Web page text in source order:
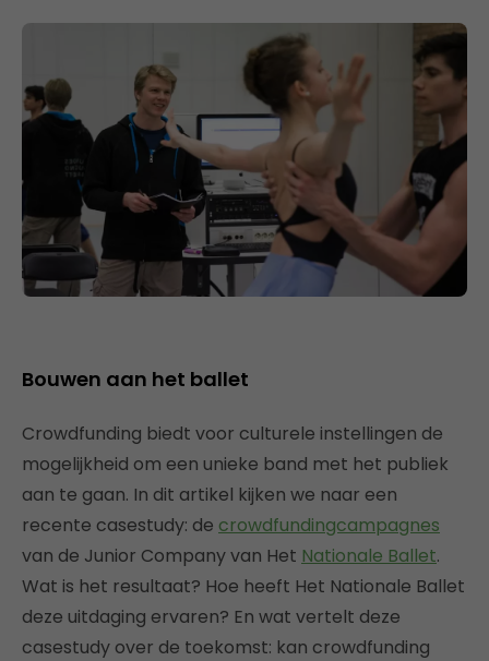
Bouwen aan het ballet
Crowdfunding biedt voor culturele instellingen de
mogelijkheid om een unieke band met het publiek
aan te gaan. In dit artikel kijken we naar een
recente casestudy: de crowdfundingcampagnes
van de Junior Company van Het Nationale Ballet.
Wat is het resultaat? Hoe heeft Het Nationale Ballet
deze uitdaging ervaren? En wat vertelt deze
casestudy over de toekomst: kan crowdfunding